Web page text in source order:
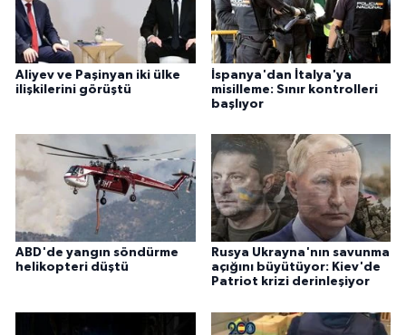
Aliyev ve Paşinyan iki ülke
ilişkilerini görüştü
İspanya'dan İtalya'ya
misilleme: Sınır kontrolleri
başlıyor
ABD'de yangın söndürme
helikopteri düştü
Rusya Ukrayna'nın savunma
açığını büyütüyor: Kiev'de
Patriot krizi derinleşiyor